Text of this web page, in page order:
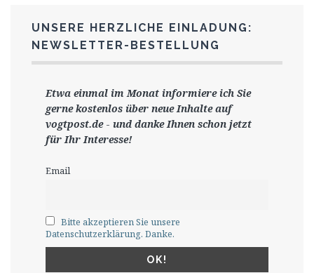
UNSERE HERZLICHE EINLADUNG:
NEWSLETTER-BESTELLUNG
Etwa einmal im Monat informiere ich Sie
gernekostenlos über neue Inhalte auf
vogtpost.de- und danke Ihnen schon jetzt
für Ihr Interesse!
Email
Bitte akzeptieren Sie unsere
Datenschutzerklärung. Danke.